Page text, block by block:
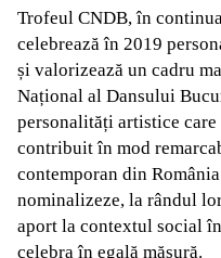
Trofeul CNDB, în
celebrează în 2019
și valorizează un cadru
Național al Dansului
personalități artistice
contribuit în mod
contemporan din
nominalizeze, la rândul
aport la contextul social
celebra în egală măsură.